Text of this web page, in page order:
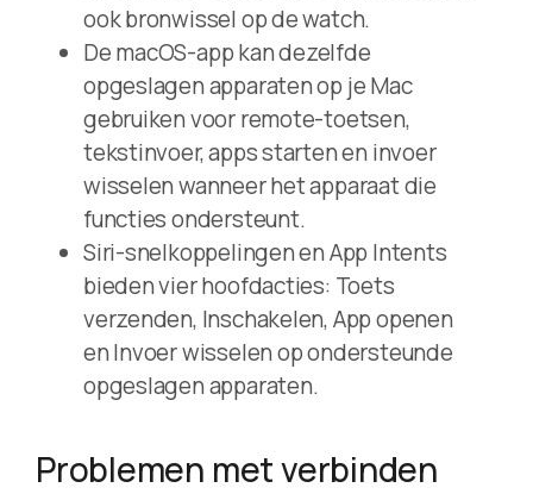
ook bronwissel op de watch.
De macOS-app kan dezelfde
opgeslagen apparaten op je Mac
gebruiken voor remote-toetsen,
tekstinvoer, apps starten en invoer
wisselen wanneer het apparaat die
functies ondersteunt.
Siri-snelkoppelingen en App Intents
bieden vier hoofdacties: Toets
verzenden, Inschakelen, App openen
en Invoer wisselen op ondersteunde
opgeslagen apparaten.
Problemen met verbinden